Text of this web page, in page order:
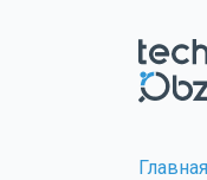
Главная